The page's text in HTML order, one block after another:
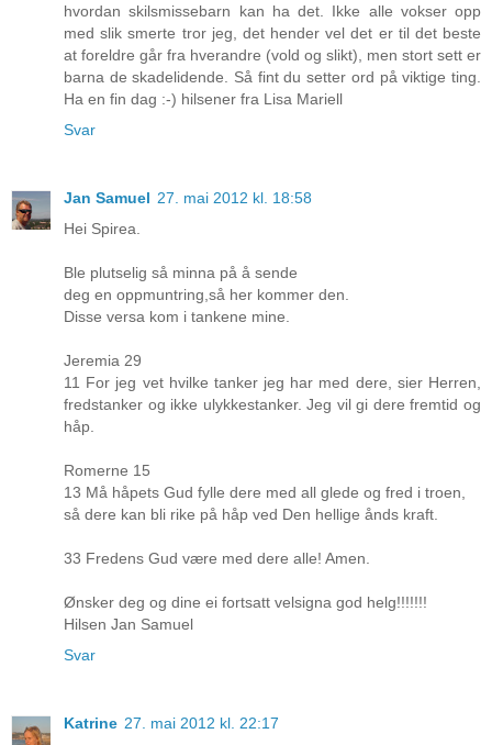
hvordan skilsmissebarn kan ha det. Ikke alle vokser opp
med slik smerte tror jeg, det hender vel det er til det beste
at foreldre går fra hverandre (vold og slikt), men stort sett er
barna de skadelidende. Så fint du setter ord på viktige ting.
Ha en fin dag :-) hilsener fra Lisa Mariell
Svar
Jan Samuel 27. mai 2012 kl. 18:58
Hei Spirea.
Ble plutselig så minna på å sende
deg en oppmuntring,så her kommer den.
Disse versa kom i tankene mine.
Jeremia 29
11 For jeg vet hvilke tanker jeg har med dere, sier Herren,
fredstanker og ikke ulykkestanker. Jeg vil gi dere fremtid og
håp.
Romerne 15
13 Må håpets Gud fylle dere med all glede og fred i troen,
så dere kan bli rike på håp ved Den hellige ånds kraft.
33 Fredens Gud være med dere alle! Amen.
Ønsker deg og dine ei fortsatt velsigna god helg!!!!!!!
Hilsen Jan Samuel
Svar
Katrine 27. mai 2012 kl. 22:17